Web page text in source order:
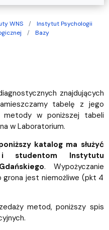
WNS
Instytut Psychologii
Bazy
znajdujących
tabelę z jego
metody w poniższej tabeli
w Laboratorium.
katalog ma służyć
i studentom Instytutu
. Wypożyczanie
jest niemożliwe (pkt 4
metod, poniższy spis